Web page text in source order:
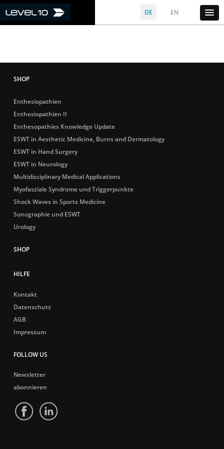
DE EN
Enthesiopathien
Enthesiopathien II
Enthesopathies Knowledge Update
ESWT in Aesthetic Medicine, Burns and Dermatology
ESWT in Hand Surgery
ESWT in Neurology
Multidisciplinary Medical Applications
Myofasziale Syndrome und Triggerpunkte
Shock Waves in Sports Medicine
Sonographie und ESWT
Urology
HILFE
Kontakt
Datenschutz
AGB
Impressum
FOLLOW US
Newsletter
abonnieren